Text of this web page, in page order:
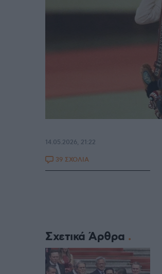
14.05.2026, 21:22
39 ΣΧΟΛΙΑ
Σχετικά Άρθρα